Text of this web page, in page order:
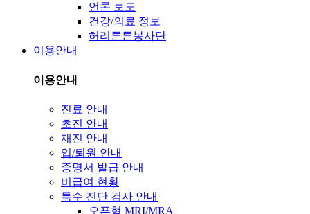
언론 보도
건강/의료 정보
허리튼튼봉사단
이용안내
이용안내
진료 안내
초진 안내
재진 안내
입/퇴원 안내
증명서 발급 안내
비급여 현황
특수 진단 검사 안내
오픈형 MRI/MRA